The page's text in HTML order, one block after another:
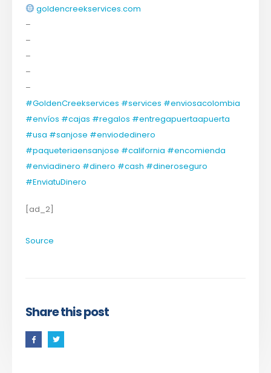
goldencreekservices.com
–
–
–
–
–
#GoldenCreekservices #services #enviosacolombia
#envíos #cajas #regalos #entregapuertaapuerta
#usa #sanjose #enviodedinero
#paqueteriaensanjose #california #encomienda
#enviadinero #dinero #cash #dineroseguro
#EnviatuDinero
[ad_2]
Source
Share this post